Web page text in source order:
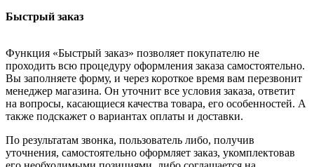
Быстрый заказ
Функция «Быстрый заказ» позволяет покупателю не
проходить всю процедуру оформления заказа самостоятельно.
Вы заполняете форму, и через короткое время вам перезвонит
менеджер магазина. Он уточнит все условия заказа, ответит
на вопросы, касающиеся качества товара, его особенностей. А
также подскажет о вариантах оплаты и доставки.
По результатам звонка, пользователь либо, получив
уточнения, самостоятельно оформляет заказ, укомплектовав